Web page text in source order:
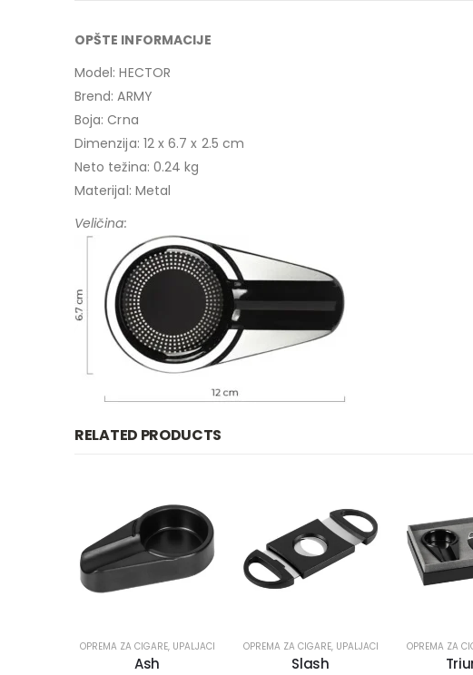
OPŠTE INFORMACIJE
Model: HECTOR
Brend: ARMY
Boja: Crna
Dimenzija: 12 x 6.7 x 2.5 cm
Neto težina: 0.24 kg
Materijal: Metal
Veličina:
RELATED PRODUCTS
OPREMA ZA CIGARE, UPALJACI
Ash
OPREMA ZA CIGARE, UPALJACI
Slash
OPREMA ZA